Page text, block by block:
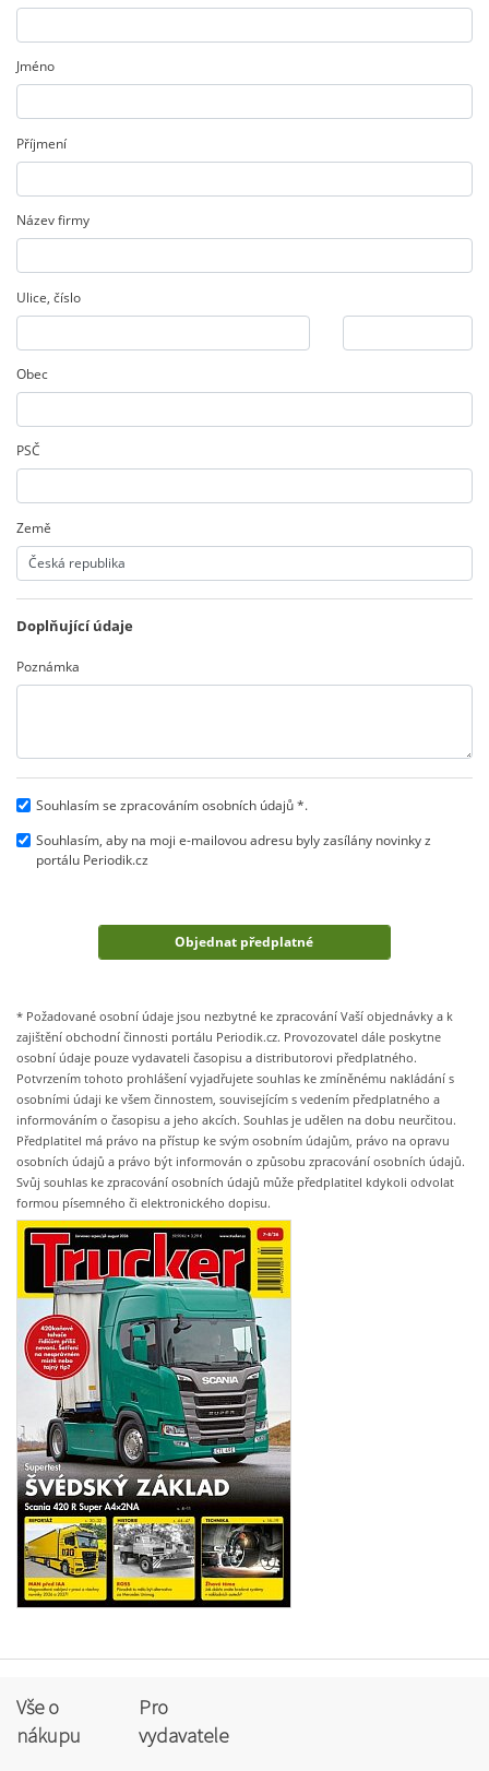
Jméno
Příjmení
Název firmy
Ulice, číslo
Obec
PSČ
Země
Doplňující údaje
Poznámka
Souhlasím se zpracováním osobních údajů *.
Souhlasím, aby na moji e-mailovou adresu byly zasílány novinky z
portálu Periodik.cz
* Požadované osobní údaje jsou nezbytné ke zpracování Vaší objednávky a k
zajištění obchodní činnosti portálu Periodik.cz. Provozovatel dále poskytne
osobní údaje pouze vydavateli časopisu a distributorovi předplatného.
Potvrzením tohoto prohlášení vyjadřujete souhlas ke zmíněnému nakládání s
osobními údaji ke všem činnostem, souvisejícím s vedením předplatného a
informováním o časopisu a jeho akcích. Souhlas je udělen na dobu neurčitou.
Předplatitel má právo na přístup ke svým osobním údajům, právo na opravu
osobních údajů a právo být informován o způsobu zpracování osobních údajů.
Svůj souhlas ke zpracování osobních údajů může předplatitel kdykoli odvolat
formou písemného či elektronického dopisu.
Vše o
nákupu
Pro
vydavatele